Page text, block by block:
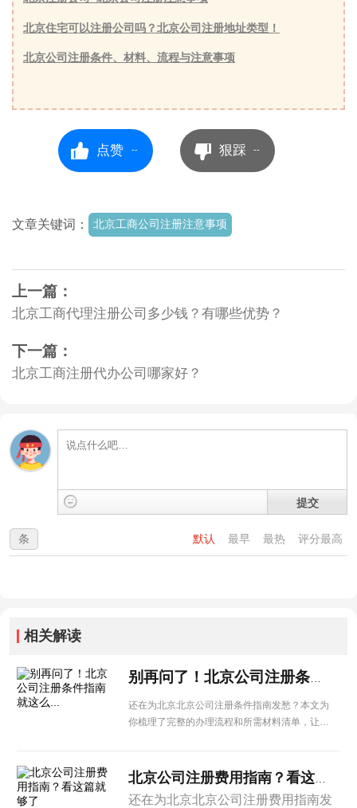
北京住宅可以注册公司吗？北京公司注册地址类型！
北京公司注册条件、材料、流程与注意事项
点赞 -- 狠踩 --
文章关键词： 北京工商公司注册注意事项
上一篇：
北京工商代理注册公司多少钱？有哪些优势？
下一篇：
北京工商注册代办公司哪家好？
提交
默认 最早 最热 评分最高
条
相关解读
别再问了！北京公司注册条件指南就这么...
还在为北京北京公司注册条件指南发愁？本文为
你梳理了完整的办理流程和所需材料清单，让企
还在为北京北京公司注册费用指南发